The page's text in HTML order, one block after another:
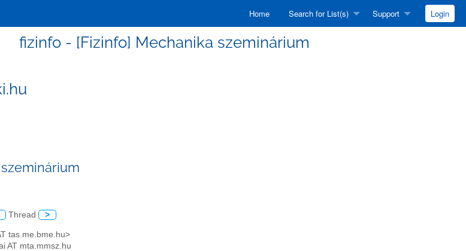
Home Search for List(s) Support Login
fizinfo - [Fizinfo] Mechanika szeminárium
Thread >
tas.me.bme.hu>
AT mta.mmsz.hu